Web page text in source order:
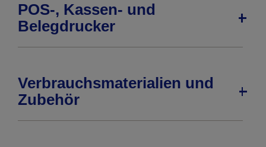
POS-, Kassen- und
Belegdrucker
Verbrauchsmaterialien und
Zubehör